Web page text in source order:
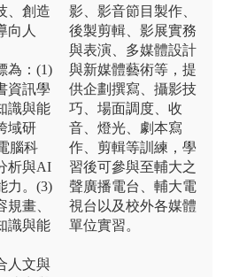
、創造
向人
為：(1)
資訊學
識與能
域研
腦科
析與AI
力。(3)
畫、
識與能
人文與
影、影音節目製作、
後製剪輯、影展實務
與表演、多媒體設計
與新媒體藝術等，提
供企劃撰寫、攝影技
巧、場面調度、收
音、燈光、劇本寫
作、剪輯等訓練，學
習後可參與至輔大之
聲廣播電台、輔大電
視台以及校外各媒體
單位實習。